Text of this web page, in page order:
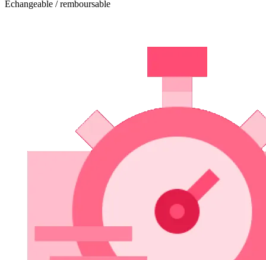
Echangeable / remboursable